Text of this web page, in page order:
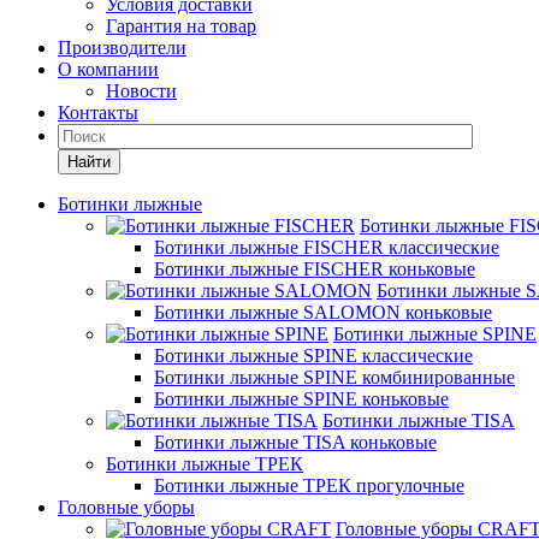
Условия доставки
Гарантия на товар
Производители
О компании
Новости
Контакты
Найти
Ботинки лыжные
Ботинки лыжные
Ботинки лыжные FISCHER классические
Ботинки лыжные FISCHER коньковые
Ботинки лыжные
Ботинки лыжные SALOMON коньковые
Ботинки лыжные SPINE
Ботинки лыжные SPINE классические
Ботинки лыжные SPINE комбинированные
Ботинки лыжные SPINE коньковые
Ботинки лыжные TISA
Ботинки лыжные TISA коньковые
Ботинки лыжные ТРЕК
Ботинки лыжные ТРЕК прогулочные
Головные уборы
Головные уборы